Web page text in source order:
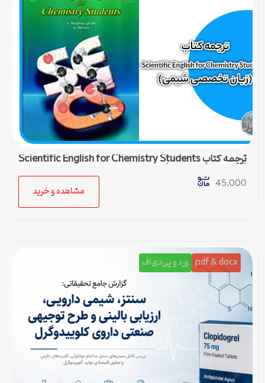
ترجمه کتاب Scientific English for Chemistry Students
(زبان تخصصی شیمی) – درس اول
45,000
مشاهده و خرید
pdf & docx ورد و پی‌دی‌اف